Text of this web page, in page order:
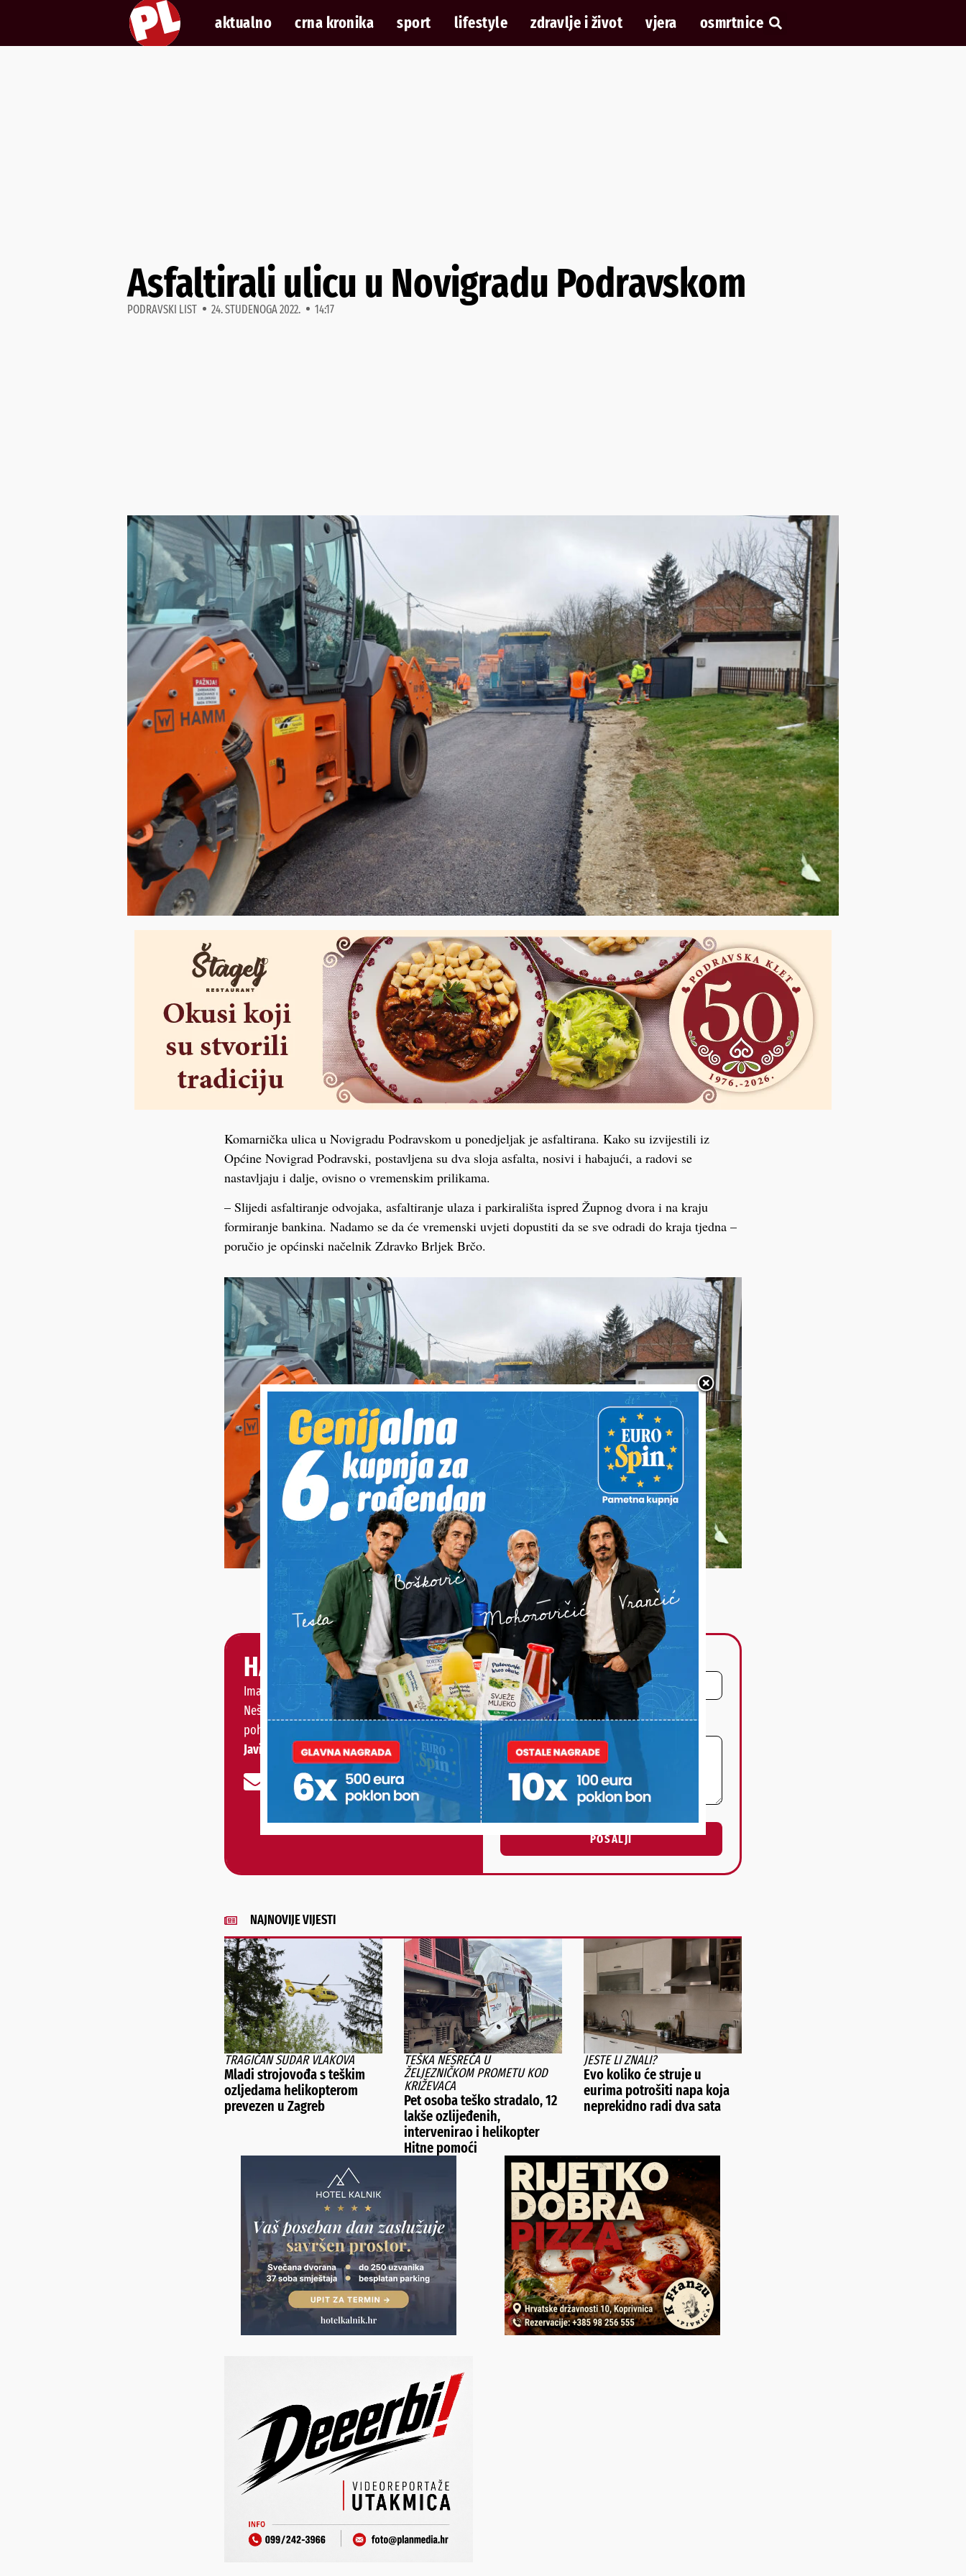
aktualno crna kronika sport lifestyle zdravlje i život vjera osmrtnice
Asfaltirali ulicu u Novigradu Podravskom
PODRAVSKI LIST 24. STUDENOGA 2022. 14:17
Komarnička ulica u Novigradu Podravskom u ponedjeljak je asfaltirana. Kako su izvijestili iz
Općine Novigrad Podravski, postavljena su dva sloja asfalta, nosivi i habajući, a radovi se
nastavljaju i dalje, ovisno o vremenskim prilikama.
– Slijedi asfaltiranje odvojaka, asfaltiranje ulaza i parkirališta ispred Župnog dvora i na kraju
formiranje bankina. Nadamo se da će vremenski uvjeti dopustiti da se sve odradi do kraja tjedna –
poručio je općinski načelnik Zdravko Brljek Brčo.
HALO, PODRAVSKI!
Imate priču, vijest, fotku ili video?
Nešto vas muči ili želite nešto/nekoga
pohvaliti?
Javite nam se!
Vaš email
Poruka
POŠALJI
NAJNOVIJE VIJESTI
TRAGIČAN SUDAR VLAKOVA
Mladi strojovođa s teškim
ozljedama helikopterom
prevezen u Zagreb
TEŠKA NESREĆA U
ŽELJEZNIČKOM PROMETU KOD
KRIŽEVACA
Pet osoba teško stradalo, 12
lakše ozlijeđenih,
intervenirao i helikopter
Hitne pomoći
JESTE LI ZNALI?
Evo koliko će struje u
eurima potrošiti napa koja
neprekidno radi dva sata